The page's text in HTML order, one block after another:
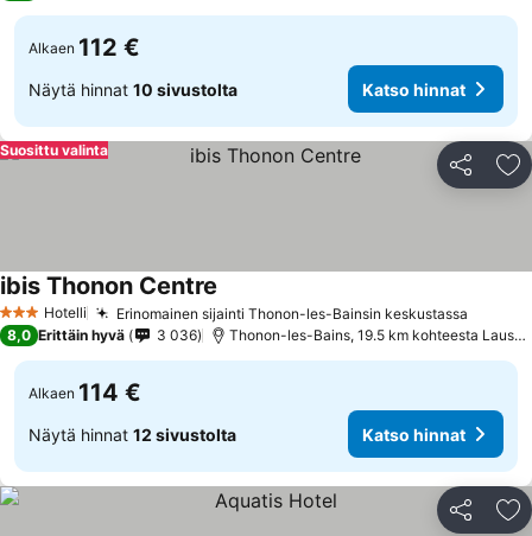
Alkaen 112 €
Näytä hinnat 10 sivustolta Katso hinnat
Jaa
Suosittu valinta
3 Tähtiluokitus
Hotelli Erinomainen sijainti Thonon-les-Bainsin keskustassa
ibis Thonon Centre
8,0 Erittäin hyvä 3 036 Thonon-les-Bains, 19.5 km kohteesta
Alkaen 114 €
Näytä hinnat 12 sivustolta Katso hinnat
Jaa